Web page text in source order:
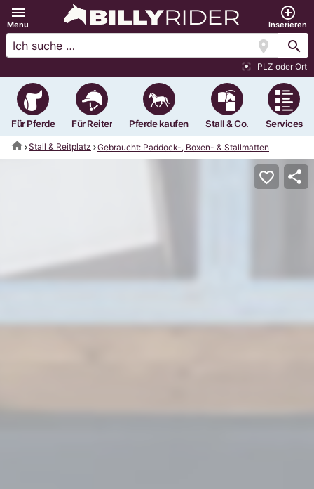
menu
Menu
add_circle_outline
Inserieren
location_on search
center_focus_strong PLZ oder Ort
Für Pferde Für Reiter Pferde kaufen Stall & Co. Services
home Stall & Reitplatz Gebraucht: Paddock-, Boxen- & Stallmatten
favorite_border share